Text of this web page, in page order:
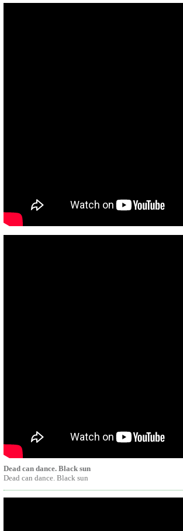
Dead can dance. Black sun
Dead can dance. Black sun